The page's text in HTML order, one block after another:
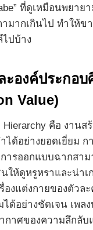
ที่ดูเหมือนพยาย
ามากเกินไป ทำให้ข
ไปบ้าง
ะองค์ประกอบ
Value)
คือ งานส
ได้อย่างยอดเยี่ยม ก
ารออกแบบฉากสาม
ให้ดูหรูหราและน่าเ
งแต่งกายของตัวละ
ได้อย่างชัดเจน เพล
ากาศของความลึกลับ